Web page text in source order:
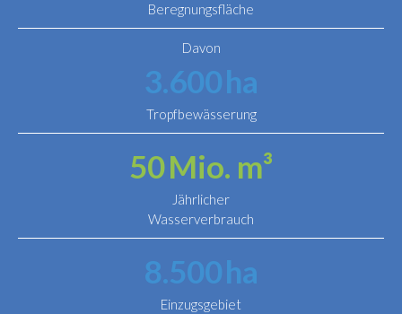
Beregnungsfläche
Davon
3.600ha
Tropfbewässerung
50Mio. m³
Jährlicher
Wasserverbrauch
8.500ha
Einzugsgebiet